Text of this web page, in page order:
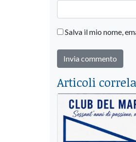
Salva il mio nome,
Articoli